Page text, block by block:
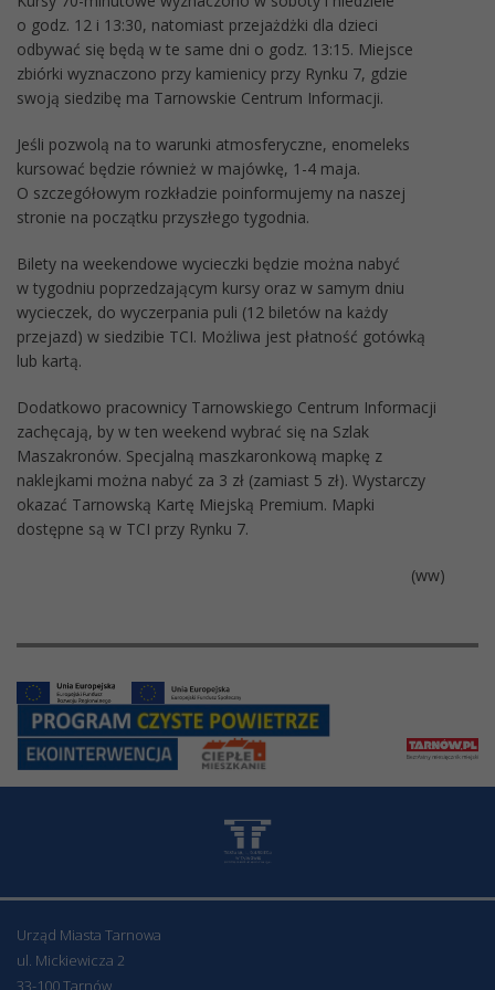
o godz. 12 i 13:30, natomiast przejażdżki dla dzieci
odbywać się będą w te same dni o godz. 13:15. Miejsce
zbiórki wyznaczono przy kamienicy przy Rynku 7, gdzie
swoją siedzibę ma Tarnowskie Centrum Informacji.
Jeśli pozwolą na to warunki atmosferyczne, enomeleks
kursować będzie również w majówkę, 1-4 maja.
O szczegółowym rozkładzie poinformujemy na naszej
stronie na początku przyszłego tygodnia.
Bilety na weekendowe wycieczki będzie można nabyć
w tygodniu poprzedzającym kursy oraz w samym dniu
wycieczek, do wyczerpania puli (12 biletów na każdy
przejazd) w siedzibie TCI. Możliwa jest płatność gotówką
lub kartą.
Dodatkowo pracownicy Tarnowskiego Centrum Informacji
zachęcają, by w ten weekend wybrać się na Szlak
Maszakronów. Specjalną maszkaronkową mapkę z
naklejkami można nabyć za 3 zł (zamiast 5 zł). Wystarczy
okazać Tarnowską Kartę Miejską Premium. Mapki
dostępne są w TCI przy Rynku 7.
(ww)
Urząd Miasta Tarnowa
ul. Mickiewicza 2
33-100 Tarnów